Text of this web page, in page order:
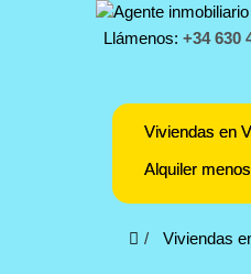
Llámenos: +34 630
Viviendas en
Alquiler
Viviendas